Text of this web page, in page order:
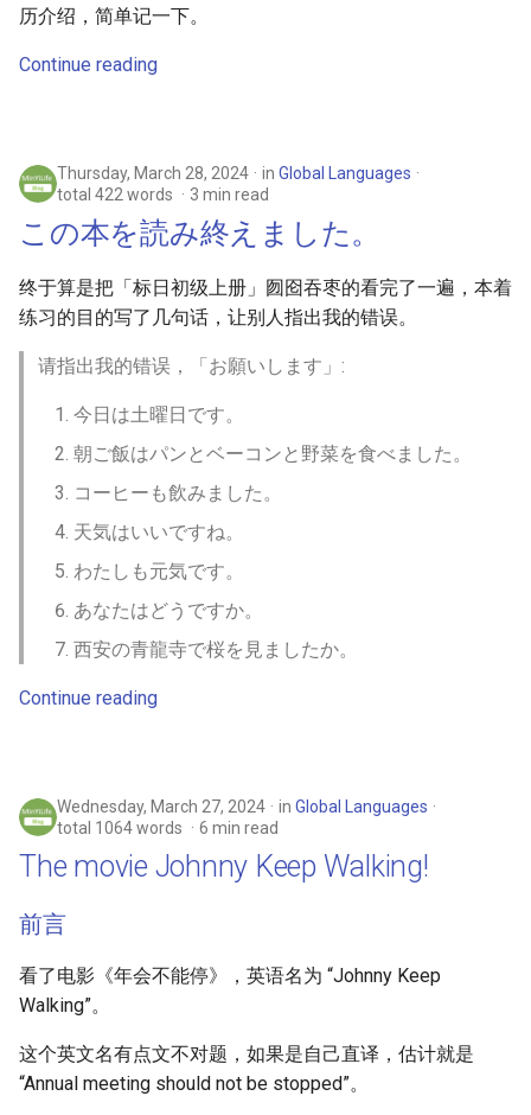
历介绍，简单记一下。
Continue reading
Thursday, March 28, 2024 in Global Languages
total 422 words
3 min read
この本を読み終えました。
终于算是把「标日初级上册」囫囵吞枣的看完了一遍，本着
练习的目的写了几句话，让别人指出我的错误。
请指出我的错误，「お願いします」:
今日は土曜日です。
朝ご飯はパンとベーコンと野菜を食べました。
コーヒーも飲みました。
天気はいいですね。
わたしも元気です。
あなたはどうですか。
西安の青龍寺で桜を見ましたか。
Continue reading
Wednesday, March 27, 2024 in Global Languages
total 1064 words
6 min read
The movie Johnny Keep Walking!
前言
看了电影《年会不能停》，英语名为 “Johnny Keep
Walking”。
这个英文名有点文不对题，如果是自己直译，估计就是
“Annual meeting should not be stopped”。